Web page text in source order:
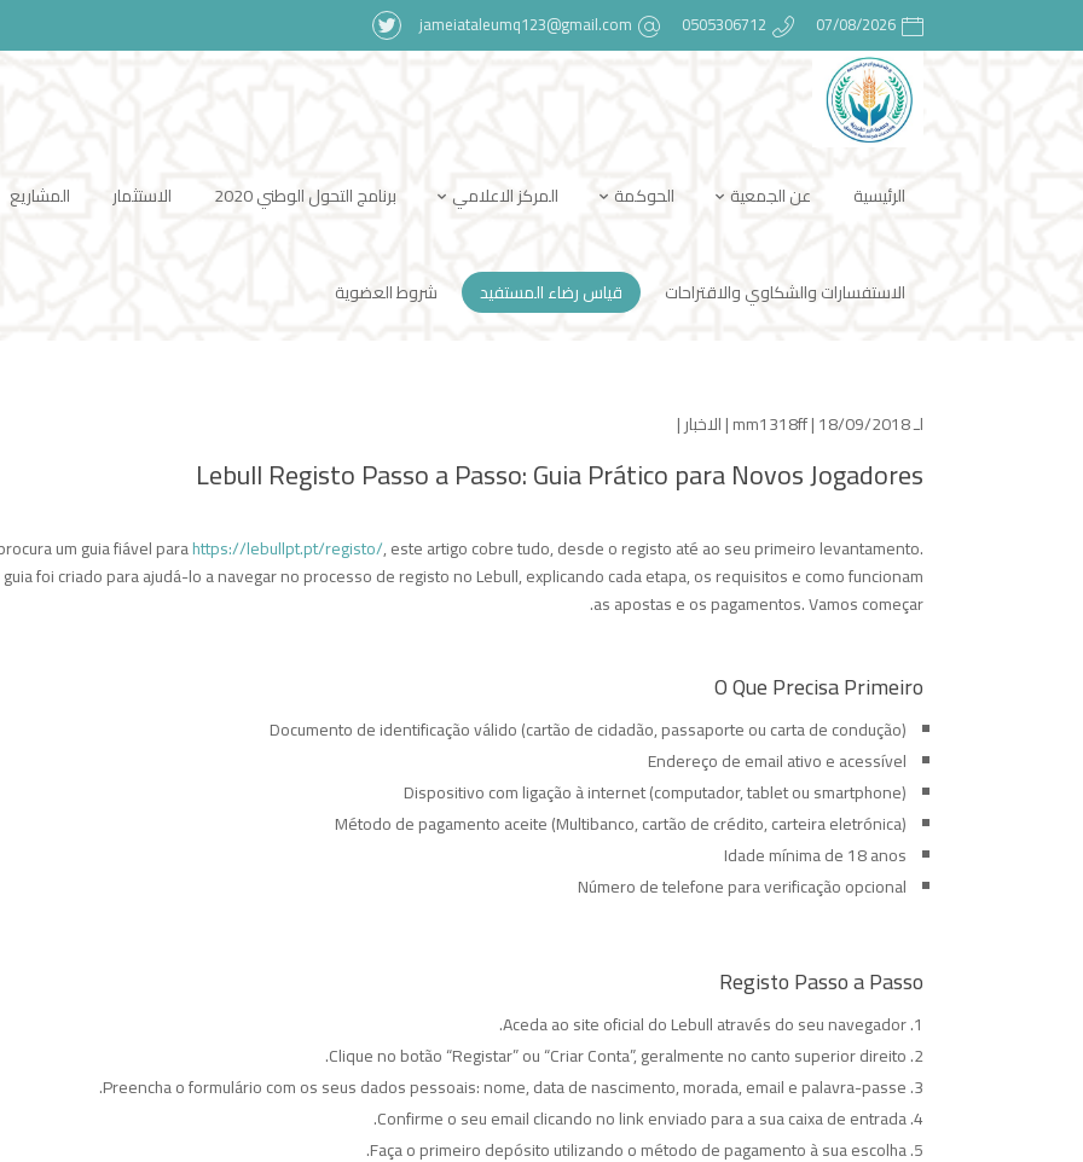
07/08/2026
0505306712
jameiataleumq123@gmail.com
الرئيسية عن الجمعية الحوكمة المركز الاعلامي برنامج التحول الوطني 2020 الاستثمار المشاريع
الاستفسارات والشكاوي والاقتراحات قياس رضاء المستفيد شروط العضوية
لـ mm1318ff| 18/09/2018 | الاخبار|
Lebull Registo Passo a Passo: Guia Prático para Novos Jogadores
um guia fiável parahttps://lebullpt.pt/registo/, este artigo cobre tudo, desde o registo até ao seu primeiro levantamento.
foi criado para ajudá-lo a navegar no processo de registo no Lebull, explicando cada etapa, os requisitos e como funcionam
as apostas e os pagamentos. Vamos começar.
O Que Precisa Primeiro
Documento de identificação válido (cartão de cidadão, passaporte ou carta de condução)
Endereço de email ativo e acessível
Dispositivo com ligação à internet (computador, tablet ou smartphone)
Método de pagamento aceite (Multibanco, cartão de crédito, carteira eletrónica)
Idade mínima de 18 anos
Número de telefone para verificação opcional
Registo Passo a Passo
Aceda ao site oficial do Lebull através do seu navegador.
Clique no botão “Registar” ou “Criar Conta”, geralmente no canto superior direito.
Preencha o formulário com os seus dados pessoais: nome, data de nascimento, morada, email e palavra-passe.
Confirme o seu email clicando no link enviado para a sua caixa de entrada.
Faça o primeiro depósito utilizando o método de pagamento à sua escolha.